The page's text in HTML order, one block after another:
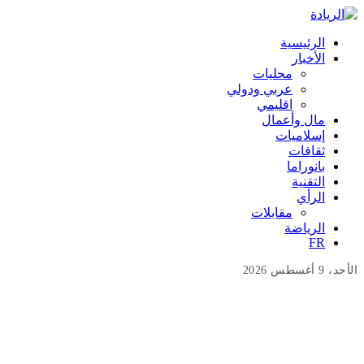
الرئيسية
الأخبار
محليات
عربي ودولي
اقليمي
مال وأعمال
إسلاميات
ثقافات
بانوراما
التقنية
الرأي
مقابلات
الرياضة
FR
الأحد، 9 أغسطس 2026